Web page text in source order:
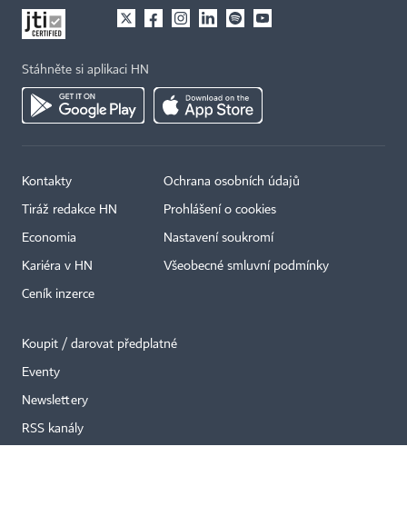
Stáhněte si aplikaci HN
Kontakty
Tiráž redakce HN
Economia
Kariéra v HN
Ceník inzerce
Ochrana osobních údajů
Prohlášení o cookies
Nastavení soukromí
Všeobecné smluvní podmínky
Koupit / darovat předplatné
Eventy
Newslettery
RSS kanály